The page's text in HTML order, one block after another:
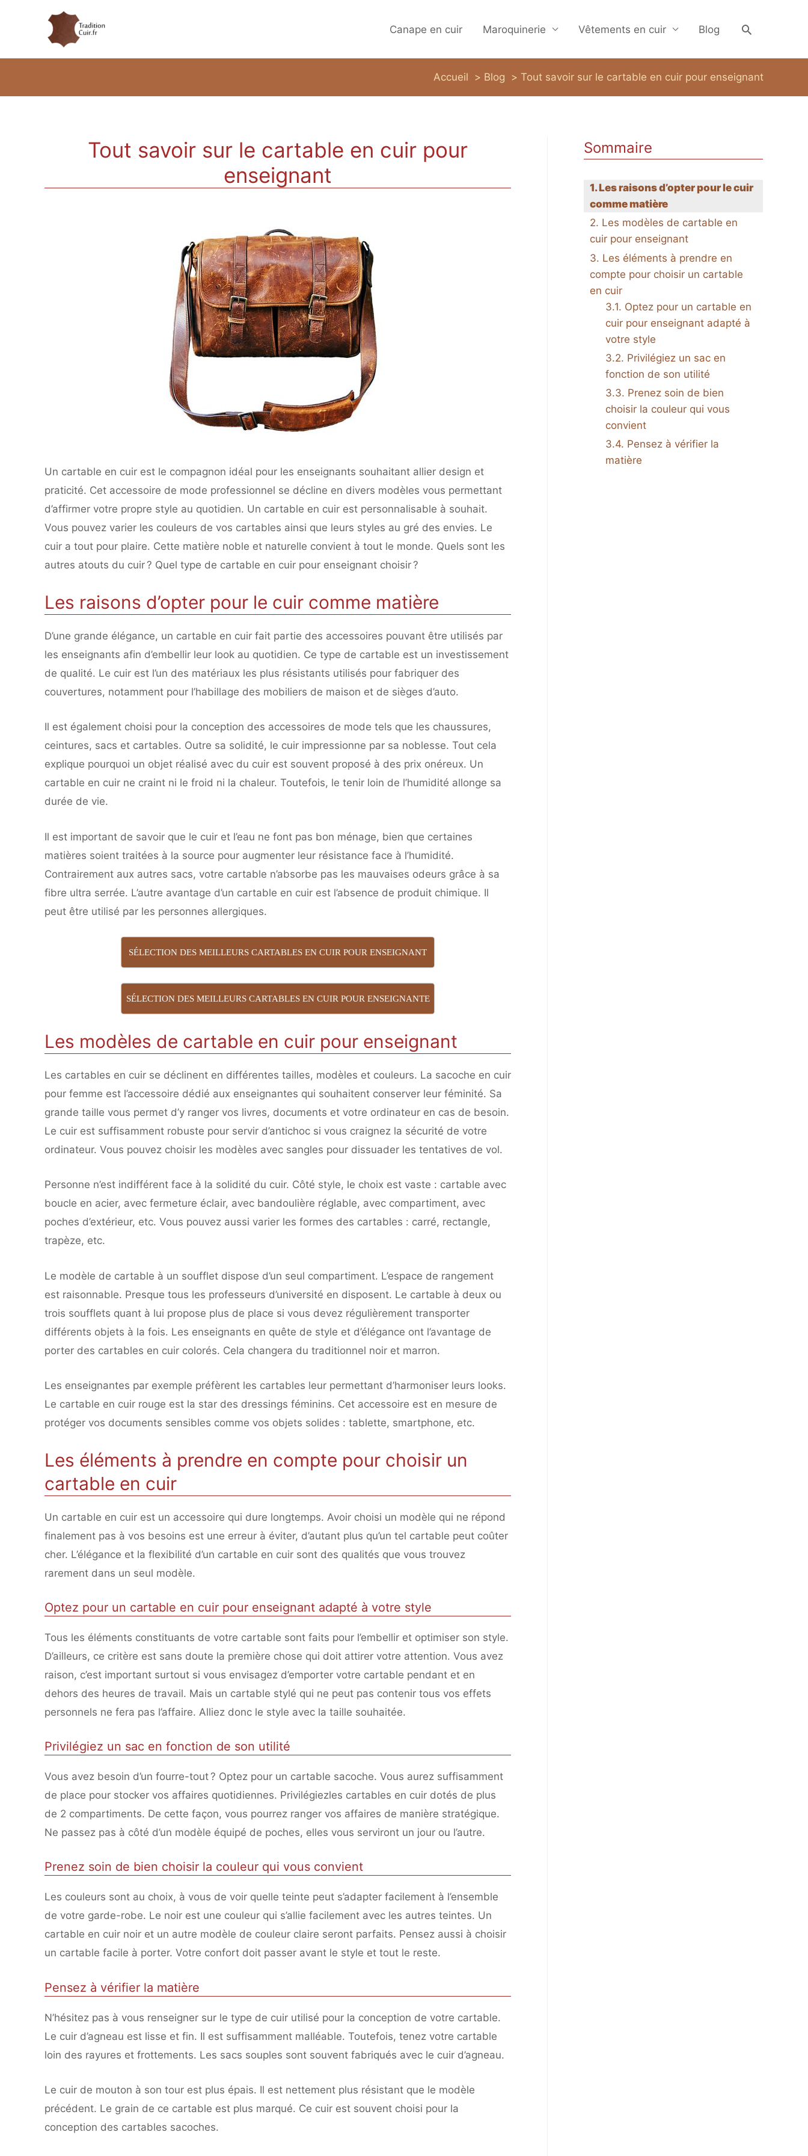
Canape en cuir Maroquinerie Vêtements en cuir Blog
Accueil Blog Tout savoir sur le cartable en cuir pour enseignant
Tout savoir sur le cartable en cuir pour
enseignant
Un cartable en cuir est le compagnon idéal pour les enseignants souhaitant allier design et
praticité. Cet accessoire de mode professionnel se décline en divers modèles vous permettant
d’affirmer votre propre style au quotidien. Un cartable en cuir est personnalisable à souhait.
Vous pouvez varier les couleurs de vos cartables ainsi que leurs styles au gré des envies. Le
cuir a tout pour plaire. Cette matière noble et naturelle convient à tout le monde. Quels sont les
autres atouts du cuir ? Quel type de cartable en cuir pour enseignant choisir ?
Les raisons d’opter pour le cuir comme matière
D’une grande élégance, un cartable en cuir fait partie des accessoires pouvant être utilisés par
les enseignants afin d’embellir leur look au quotidien. Ce type de cartable est un investissement
de qualité. Le cuir est l’un des matériaux les plus résistants utilisés pour fabriquer des
couvertures, notamment pour l’habillage des mobiliers de maison et de sièges d’auto.
Il est également choisi pour la conception des accessoires de mode tels que les chaussures,
ceintures, sacs et cartables. Outre sa solidité, le cuir impressionne par sa noblesse. Tout cela
explique pourquoi un objet réalisé avec du cuir est souvent proposé à des prix onéreux. Un
cartable en cuir ne craint ni le froid ni la chaleur. Toutefois, le tenir loin de l’humidité allonge sa
durée de vie.
Il est important de savoir que le cuir et l’eau ne font pas bon ménage, bien que certaines
matières soient traitées à la source pour augmenter leur résistance face à l’humidité.
Contrairement aux autres sacs, votre cartable n’absorbe pas les mauvaises odeurs grâce à sa
fibre ultra serrée. L’autre avantage d’un cartable en cuir est l’absence de produit chimique. Il
peut être utilisé par les personnes allergiques.
SÉLECTION DES MEILLEURS CARTABLES EN CUIR POUR ENSEIGNANT
SÉLECTION DES MEILLEURS CARTABLES EN CUIR POUR ENSEIGNANTE
Les modèles de cartable en cuir pour enseignant
Les cartables en cuir se déclinent en différentes tailles, modèles et couleurs. La sacoche en cuir
pour femme est l’accessoire dédié aux enseignantes qui souhaitent conserver leur féminité. Sa
grande taille vous permet d’y ranger vos livres, documents et votre ordinateur en cas de besoin.
Le cuir est suffisamment robuste pour servir d’antichoc si vous craignez la sécurité de votre
ordinateur. Vous pouvez choisir les modèles avec sangles pour dissuader les tentatives de vol.
Personne n’est indifférent face à la solidité du cuir. Côté style, le choix est vaste : cartable avec
boucle en acier, avec fermeture éclair, avec bandoulière réglable, avec compartiment, avec
poches d’extérieur, etc. Vous pouvez aussi varier les formes des cartables : carré, rectangle,
trapèze, etc.
Le modèle de cartable à un soufflet dispose d’un seul compartiment. L’espace de rangement
est raisonnable. Presque tous les professeurs d’université en disposent. Le cartable à deux ou
trois soufflets quant à lui propose plus de place si vous devez régulièrement transporter
différents objets à la fois. Les enseignants en quête de style et d’élégance ont l’avantage de
porter des cartables en cuir colorés. Cela changera du traditionnel noir et marron.
Les enseignantes par exemple préfèrent les cartables leur permettant d’harmoniser leurs looks.
Le cartable en cuir rouge est la star des dressings féminins. Cet accessoire est en mesure de
protéger vos documents sensibles comme vos objets solides : tablette, smartphone, etc.
Les éléments à prendre en compte pour choisir un
cartable en cuir
Un cartable en cuir est un accessoire qui dure longtemps. Avoir choisi un modèle qui ne répond
finalement pas à vos besoins est une erreur à éviter, d’autant plus qu’un tel cartable peut coûter
cher. L’élégance et la flexibilité d’un cartable en cuir sont des qualités que vous trouvez
rarement dans un seul modèle.
Optez pour un cartable en cuir pour enseignant adapté à votre style
Tous les éléments constituants de votre cartable sont faits pour l’embellir et optimiser son style.
D’ailleurs, ce critère est sans doute la première chose qui doit attirer votre attention. Vous avez
raison, c’est important surtout si vous envisagez d’emporter votre cartable pendant et en
dehors des heures de travail. Mais un cartable stylé qui ne peut pas contenir tous vos effets
personnels ne fera pas l’affaire. Alliez donc le style avec la taille souhaitée.
Privilégiez un sac en fonction de son utilité
Vous avez besoin d’un fourre-tout ? Optez pour un cartable sacoche. Vous aurez suffisamment
de place pour stocker vos affaires quotidiennes. Privilégiezles cartables en cuir dotés de plus
de 2 compartiments. De cette façon, vous pourrez ranger vos affaires de manière stratégique.
Ne passez pas à côté d’un modèle équipé de poches, elles vous serviront un jour ou l’autre.
Prenez soin de bien choisir la couleur qui vous convient
Les couleurs sont au choix, à vous de voir quelle teinte peut s’adapter facilement à l’ensemble
de votre garde-robe. Le noir est une couleur qui s’allie facilement avec les autres teintes. Un
cartable en cuir noir et un autre modèle de couleur claire seront parfaits. Pensez aussi à choisir
un cartable facile à porter. Votre confort doit passer avant le style et tout le reste.
Pensez à vérifier la matière
N’hésitez pas à vous renseigner sur le type de cuir utilisé pour la conception de votre cartable.
Le cuir d’agneau est lisse et fin. Il est suffisamment malléable. Toutefois, tenez votre cartable
loin des rayures et frottements. Les sacs souples sont souvent fabriqués avec le cuir d’agneau.
Le cuir de mouton à son tour est plus épais. Il est nettement plus résistant que le modèle
précédent. Le grain de ce cartable est plus marqué. Ce cuir est souvent choisi pour la
conception des cartables sacoches.
Sommaire
Les raisons d’opter pour le cuir
comme matière
Les modèles de cartable en
cuir pour enseignant
Les éléments à prendre en
compte pour choisir un cartable
en cuir
Optez pour un cartable en
cuir pour enseignant adapté à
votre style
Privilégiez un sac en
fonction de son utilité
Prenez soin de bien
choisir la couleur qui vous
convient
Pensez à vérifier la
matière